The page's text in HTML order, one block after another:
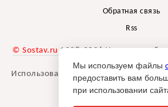
Обратная связь
Rss
© Sostav.ru 1998-2026 Независимый
агентства Depot
Использование материалов Sostav.ru
указании источника.
Мы используем файлы
предоставить вам
при использовании